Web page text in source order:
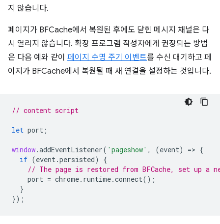
지 않습니다.
페이지가 BFCache에서 복원된 후에도 닫힌 메시지 채널은 다
시 열리지 않습니다. 확장 프로그램 작성자에게 권장되는 방법
은 다음 예와 같이 페이지 수명 주기 이벤트를 수신 대기하고 페
이지가 BFCache에서 복원될 때 새 연결을 설정하는 것입니다.
// content script
let port ;
window.addEventListener( 'pageshow' , (event) => {
if (event.persisted)
{
// The page is restored from BFCache, set up a
port = chrome. runtime.connect();
}
});